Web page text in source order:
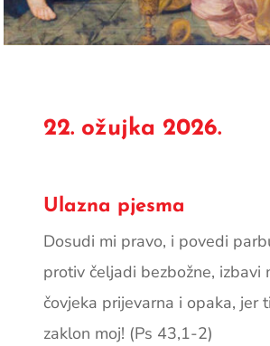
22. ožujka 2026.
Ulazna pjesma
Dosudi mi pravo, i povedi
protiv čeljadi bezbožne, izbavi
čovjeka prijevarna i opaka, jer
zaklon moj! (Ps 43,1-2)